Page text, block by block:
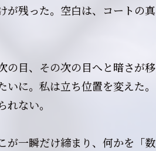
が残った。空白は、コートの真
の目、その次の目へと暗さが移
に。私は立ち位置を変えた。
ない。
が一瞬だけ締まり、何かを「数